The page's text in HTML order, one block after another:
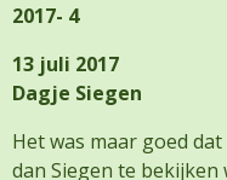
2017- 4
13 juli 2017
Dagje Siegen
Het was maar goed
dan Siegen te bekijken